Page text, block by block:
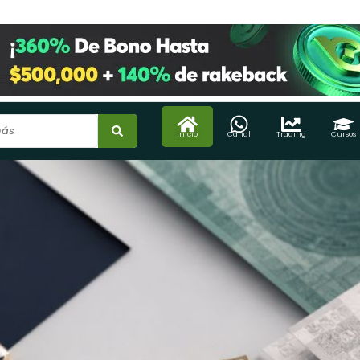
Inicio Canal Trading Cursos